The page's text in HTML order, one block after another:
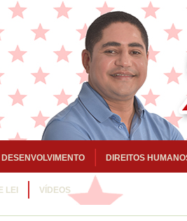
DESENVOLVIMENTO DIREITOS
LEI VÍDEOS